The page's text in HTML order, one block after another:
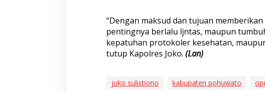
“Dengan maksud dan tujuan
pentingnya berlalu ljntas, maupun
kepatuhan protokoler kesehatan,
tutup Kapolres Joko. (Lan)
joko sulistiono kabupaten pohuwato